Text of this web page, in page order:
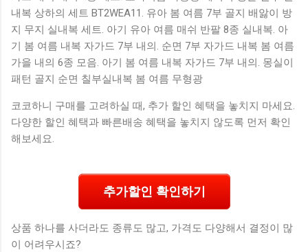
태블릿 거치형 저소음 블루투스 키보드, BK-500SB, 일반형, 블
랙 유니콘 멀티페어링 스마트폰 태...
내복 상하의 세트 BT2WEA11. 유아 봄 여름 7부 골지 배앓이 방
지 무지 실내복 세트. 아기 유아 여름 매쉬 반팔 8종 실내복. 아
기 봄 여름 내복 자가드 7부 내의. 순면 7부 자가드 내복 봄 여름
가을 내의 6종 모음. 아기 봄 여름 내복 자가드 7부 내의. 몽실이
패턴 골지 순면 칠부실내복 봄 여름 무형광
코코하니 구매를 고려하실 때, 추가 할인 혜택을 놓치지 마세요.
다양한 할인 혜택과 빠른배송 혜택을 놓치지 않도록 먼저 확인
해보세요.
추가할인 확인하기
상품 하나를 사더라도 종류도 많고, 가격도 다양해서 결정이 많
이 어려우시죠?